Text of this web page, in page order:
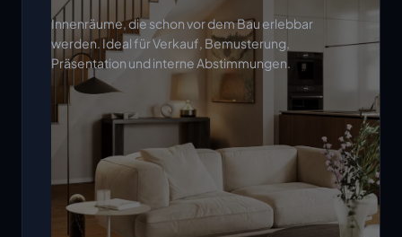
Innenräume, die schon vor dem Bau erlebbar
werden. Ideal für Verkauf, Bemusterung,
Präsentation und interne Abstimmungen.